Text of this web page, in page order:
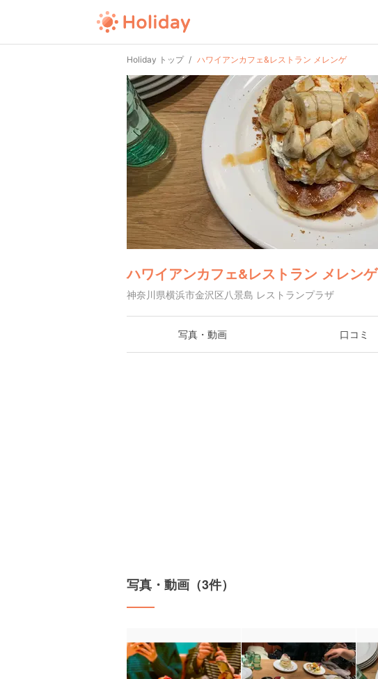
Holiday トップ ハワイアンカフェ&レストラン メレンゲ
ハワイアンカフェ&レストラン メレンゲ
神奈川県横浜市金沢区八景島 レストランプラザ
写真・動画 口コミ
写真・動画（3件）